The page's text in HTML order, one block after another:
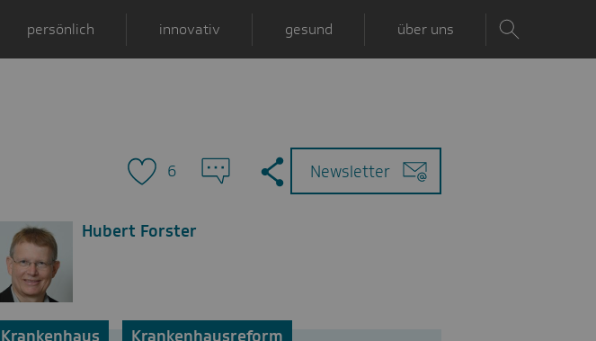
persönlich innovativ gesund über uns
6
Zu
den
Kommentaren
MailNewsletter
Hubert Forster
Krankenhaus Krankenhausreform